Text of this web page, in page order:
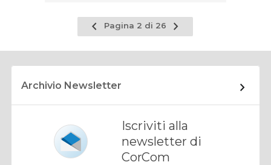
Pagina
precedente
Pagina 2 di 26
Pagina
successiva
Archivio Newsletter
Iscriviti alla
newsletter di
CorCom